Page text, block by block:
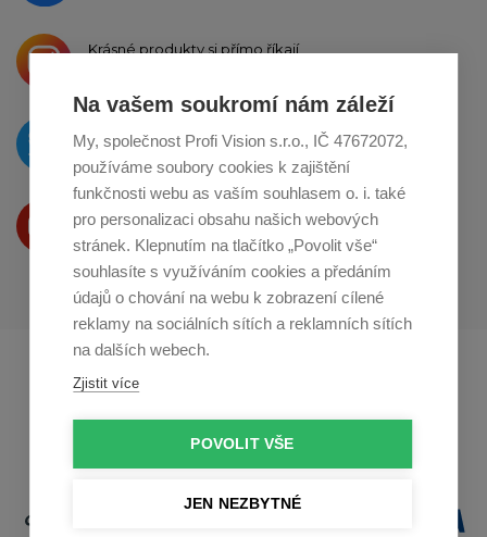
Na vašem soukromí nám záleží
My, společnost Profi Vision s.r.o., IČ 47672072,
používáme soubory cookies k zajištění
funkčnosti webu as vaším souhlasem o. i. také
pro personalizaci obsahu našich webových
stránek. Klepnutím na tlačítko „Povolit vše“
souhlasíte s využíváním cookies a předáním
údajů o chování na webu k zobrazení cílené
reklamy na sociálních sítích a reklamních sítích
na dalších webech.
Zjistit více
POVOLIT VŠE
JEN NEZBYTNÉ
Krásné produkty si přímo říkají
O novinkách píšeme
naTwitteru
Produkty Vám představujeme
na Youtube
Profikuchar.sk